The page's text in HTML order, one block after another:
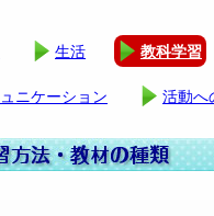
生活 教科学習
ニケーション 活動へ